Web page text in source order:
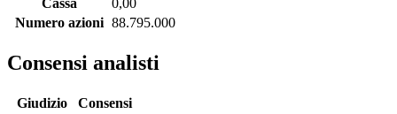
Cassa
0,00
Numero azioni 88.795.000
Consensi analisti
Giudizio
Consensi